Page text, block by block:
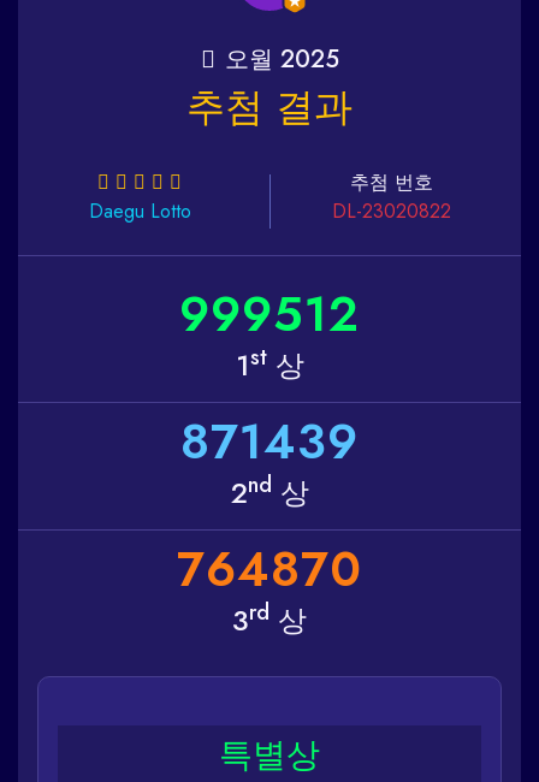
오월 2025
추첨 결과
Daegu Lotto
추첨 번호
DL-23020822
999512
1st상
871439
2nd 상
764870
3rd 상
특별상